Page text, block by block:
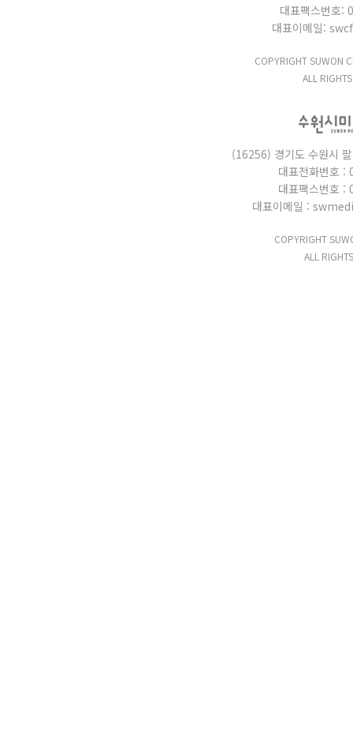
대표팩스번호
대표이메일:
COPYRIGHT SUWON
ALL
(16256) 경기도 수원시
대표전화번호
대표팩스번호
대표이메일 :
COPYRIGHT
ALL